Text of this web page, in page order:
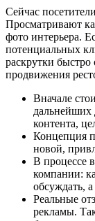
Сейчас
Просматривают
фото интерьера.
потенциальных
раскрутки быстро
продвижения
Вначале
дальнейших
контента,
Концепция
новой,
В процессе
компании:
обсуждать,
Реальные
рекламы.